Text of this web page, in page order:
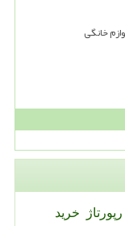
خانگی
رپورتاژ خرید